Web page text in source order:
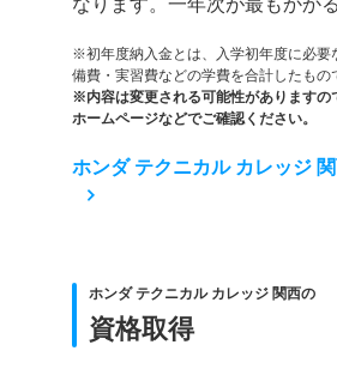
※初年度納入金とは、入学初年度に必要
備費・実習費などの学費を合計したもの
※内容は変更される可能性がありますの
ホームページなどでご確認ください。
ホンダ テクニカル カレッジ
ホンダ テクニカル カレッジ 関西の
資格取得